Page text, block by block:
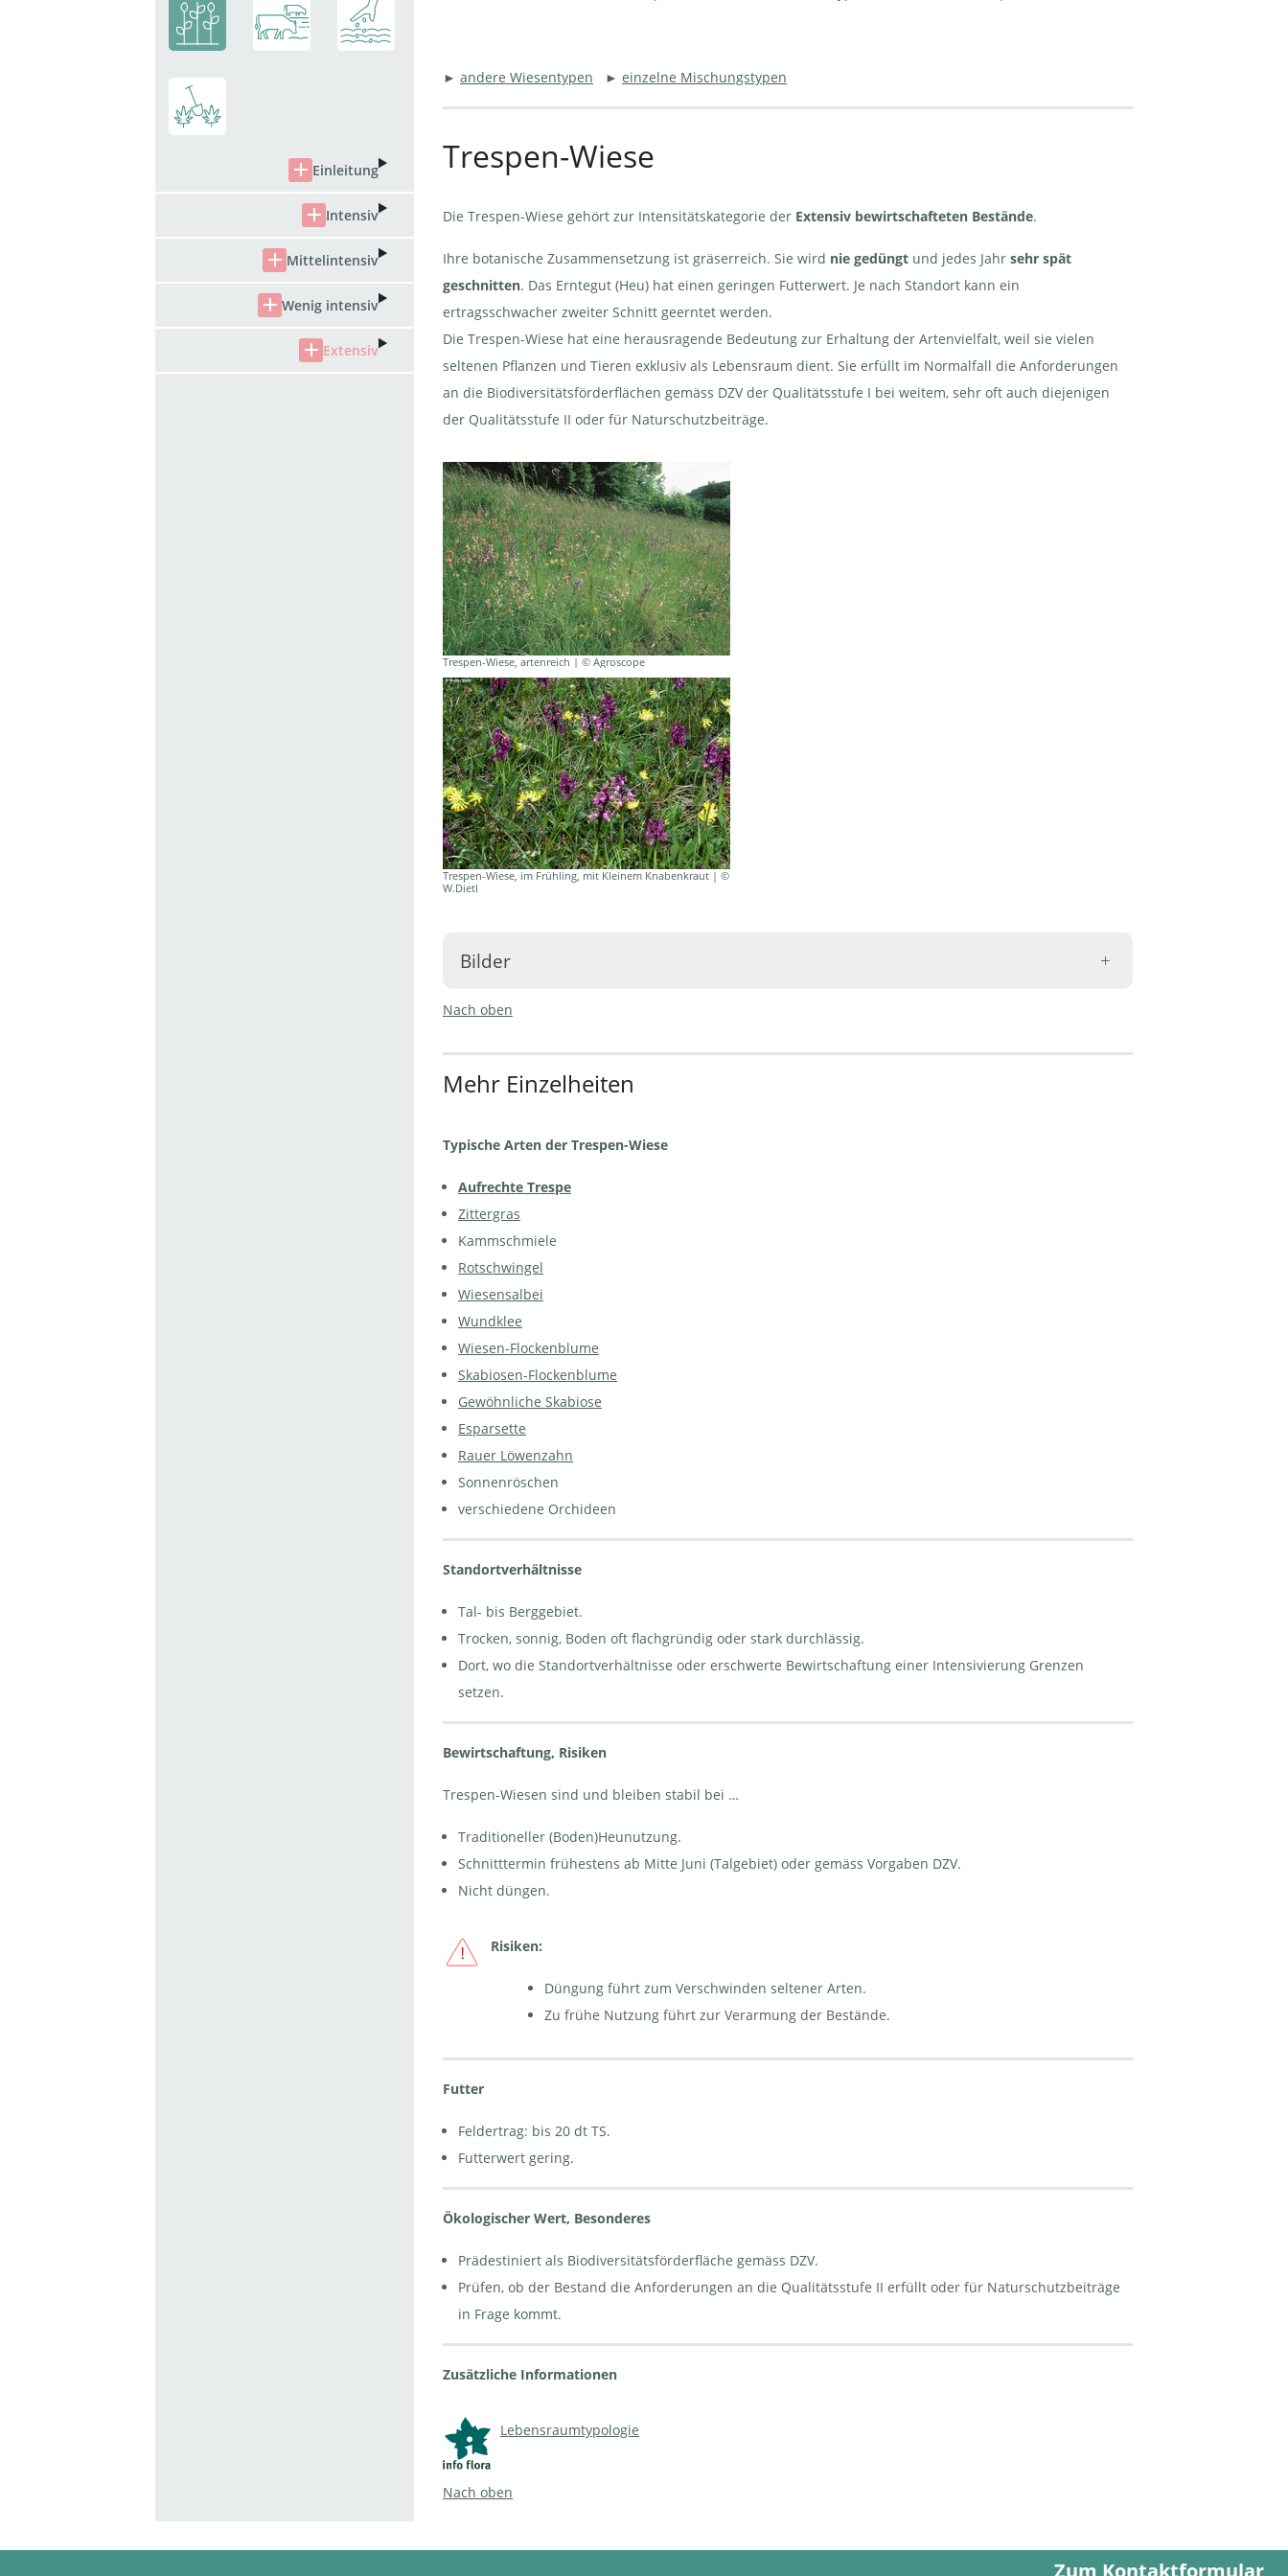
► andere Wiesentypen ► einzelne Mischungstypen
Trespen-Wiese
Die Trespen-Wiese gehört zur Intensitätskategorie der Extensiv bewirtschafteten Bestände.
Ihre botanische Zusammensetzung ist gräserreich. Sie wird nie gedüngt und jedes Jahr sehr spät
geschnitten. Das Erntegut (Heu) hat einen geringen Futterwert. Je nach Standort kann ein
ertragsschwacher zweiter Schnitt geerntet werden.
Die Trespen-Wiese hat eine herausragende Bedeutung zur Erhaltung der Artenvielfalt, weil sie vielen
seltenen Pflanzen und Tieren exklusiv als Lebensraum dient. Sie erfüllt im Normalfall die Anforderungen
an die Biodiversitätsförderflächen gemäss DZV der Qualitätsstufe I bei weitem, sehr oft auch diejenigen
der Qualitätsstufe II oder für Naturschutzbeiträge.
Trespen-Wiese, artenreich | © Agroscope
Trespen-Wiese, im Frühling, mit Kleinem Knabenkraut | ©
W.Dietl
Bilder
Trespen-Wiese, mit Esparsette und
Wiesensalbei | © W.Dietl
Nach oben
Mehr Einzelheiten
Typische Arten der Trespen-Wiese
Aufrechte Trespe
Zittergras
Kammschmiele
Rotschwingel
Wiesensalbei
Wundklee
Wiesen-Flockenblume
Skabiosen-Flockenblume
Gewöhnliche Skabiose
Esparsette
Rauer Löwenzahn
Sonnenröschen
verschiedene Orchideen
Standortverhältnisse
Tal- bis Berggebiet.
Trocken, sonnig, Boden oft flachgründig oder stark durchlässig.
Dort, wo die Standortverhältnisse oder erschwerte Bewirtschaftung einer Intensivierung Grenzen
setzen.
Bewirtschaftung, Risiken
Trespen-Wiesen sind und bleiben stabil bei …
Traditioneller (Boden)Heunutzung.
Schnitttermin frühestens ab Mitte Juni (Talgebiet) oder gemäss Vorgaben DZV.
Nicht düngen.
Risiken:
Düngung führt zum Verschwinden seltener Arten.
Zu frühe Nutzung führt zur Verarmung der Bestände.
Futter
Feldertrag: bis 20 dt TS.
Futterwert gering.
Ökologischer Wert, Besonderes
Prädestiniert als Biodiversitätsförderfläche gemäss DZV.
Prüfen, ob der Bestand die Anforderungen an die Qualitätsstufe II erfüllt oder für Naturschutzbeiträge
in Frage kommt.
Zusätzliche Informationen
Lebensraumtypologie
Nach oben
Zum Kontaktformular